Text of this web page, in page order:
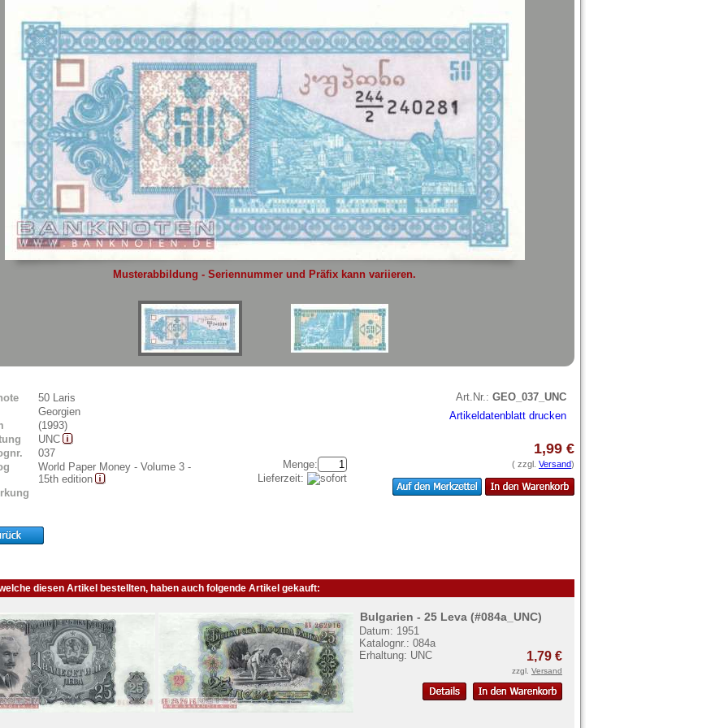
Musterabbildung - Seriennummer und Präfix kann variieren.
50 Laris
Georgien
(1993)
UNC
037
World Paper Money - Volume 3 -
15th edition
Art.Nr.: GEO_037_UNC
Artikeldatenblatt drucken
Menge:
Lieferzeit:
1,99 €
( zzgl. Versand)
diesen Artikel bestellten, haben auch folgende Artikel gekauft:
Bulgarien - 25 Leva (#084a_UNC)
Datum: 1951
Katalognr.: 084a
Erhaltung: UNC
1,79 €
zzgl. Versand